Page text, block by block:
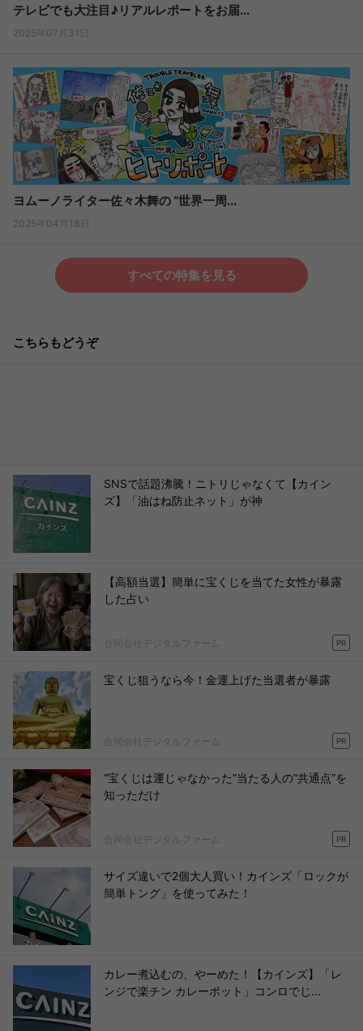
テレビでも大注目♪リアルレポートをお届...
2025年07月31日
ヨムーノライター佐々木舞の “世界一周...
2025年04月18日
すべての特集を見る
こちらもどうぞ
SNSで話題沸騰！ニトリじゃなくて【カイン
ズ】「油はね防止ネット」が神
【高額当選】簡単に宝くじを当てた女性が暴露
した占い
合同会社デジタルファーム PR
宝くじ狙うなら今！金運上げた当選者が暴露
合同会社デジタルファーム PR
“宝くじは運じゃなかった”当たる人の“共通点”を
知っただけ
合同会社デジタルファーム PR
サイズ違いで2個大人買い！カインズ「ロックが
簡単トング」を使ってみた！
カレー煮込むの、やーめた！【カインズ】「レ
ンジで楽チン カレーポット」コンロでじ...